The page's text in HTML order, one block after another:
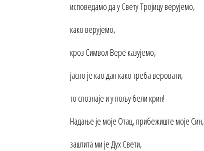
исповедамо да у Свету Тројицу верујемо,
како верујемо,
кроз Символ Вере казујемо,
јасно је као дан како треба веровати,
то спознаје и у пољу бели крин!
Надање је моје Отац, прибежиште моје Син,
заштита ми је Дух Свети,